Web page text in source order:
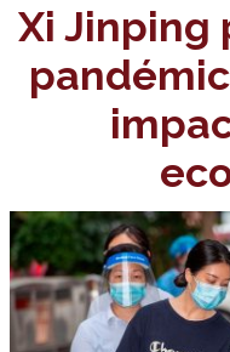
Xi Jinping